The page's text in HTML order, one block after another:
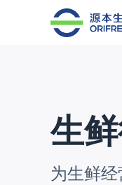
生
为生鲜